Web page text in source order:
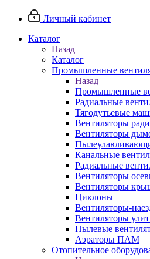
Личный кабинет
Каталог
Назад
Каталог
Промышленные
Назад
Промышленные
Радиальные
Тягодутьевые
Вентиляторы
Вентиляторы
Канальные
Радиальные
Вентиляторы
Вентиляторы
Циклоны
Вентиляторы-
Вентиляторы
Пылевые
Аэраторы ПАМ
Отопительное